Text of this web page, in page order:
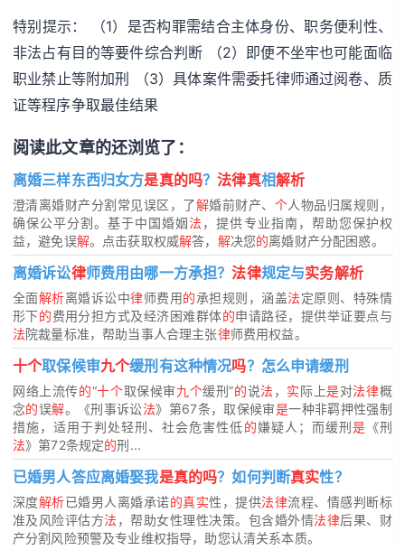
特别提示： （1）是否构罪需结合主体身份、职务便利性、
非法占有目的等要件综合判断 （2）即便不坐牢也可能面临
职业禁止等附加刑 （3）具体案件需委托律师通过阅卷、质
证等程序争取最佳结果
阅读此文章的还浏览了：
离婚三样东西归女方是真的吗？法律真相解析
澄清离婚财产分割常见误区，了解婚前财产、 个人物品归属规则，
确保公平分割。基于中国婚姻法，提供专业指南，帮助您保护权
益，避免误解。点击获取权威解答， 解决您的离婚财产分配困惑。
离婚诉讼律师费用由哪一方承担？法律规定与实务解析
全面解析离婚诉讼中律师费用的承担规则，涵盖法定原则、特殊情
形下的费用分担方式及经济困难群体的申请路径，提供举证要点与
法院裁量标准，帮助当事人合理主张律师费用权益。
十个取保候审九个缓刑有这种情况吗？怎么申请缓刑
网络上流传的“十个取保候审九个缓刑”的说法， 实际上是对法律概
念的误解。《刑事诉讼法》第67条，取保候审是一种非羁押性强制
措施，适用于判处轻刑、社会危害性低的嫌疑人；而缓刑是 《刑
法》第72条规定的刑...
已婚男人答应离婚娶我是真的吗？如何判断真实性？
深度解析已婚男人离婚承诺的真实性，提供法律流程、情感判断标
准及风险评估方法，帮助女性理性决策。包含婚外情法律后果、财
产分割风险预警及专业维权指导，助您认清关系本质。